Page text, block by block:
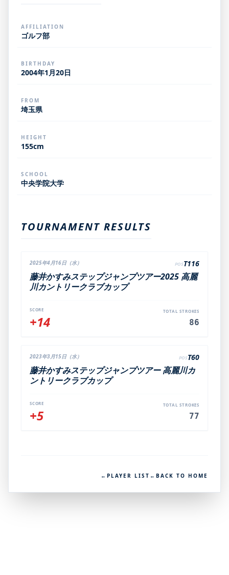
AFFILIATION
ゴルフ部
BIRTHDAY
2004年1月20日
FROM
埼玉県
HEIGHT
155cm
SCHOOL
中央学院大学
TOURNAMENT RESULTS
2025年4月16日（水） POST116
藤井かすみステップジャンプツアー2025 高麗
川カントリークラブカップ
SCORE
+14
TOTAL STROKES
86
2023年3月15日（水） POST60
藤井かすみステップジャンプツアー 高麗川カ
ントリークラブカップ
SCORE
+5
TOTAL STROKES
77
← PLAYER LIST ← BACK TO HOME